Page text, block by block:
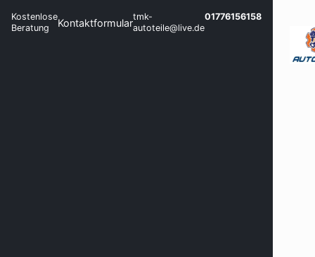
Kostenlose
Beratung
Kontaktformulartmk-
autoteile@live.de
01776156158